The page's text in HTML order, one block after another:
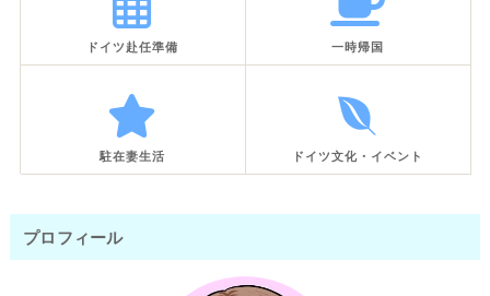
ドイツ赴任準備 一時帰国
駐在妻生活 ドイツ文化・イベント
プロフィール